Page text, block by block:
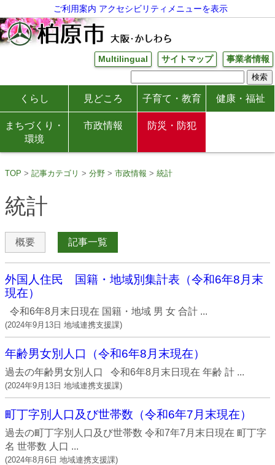
ご利用案内 アクセシビリティメニューを表示
Multilingual サイトマップ 事業者情報
くらし 見どころ 子育て・教育 健康・福祉
まちづくり・
環境
市政情報 防災・防犯
TOP 記事カテゴリ 分野 市政情報 統計
統計
概要 記事一覧
外国人住民 国籍・地域別集計表（令和6年8月末
現在）
令和6年8月末日現在 国籍・地域 男 女 合計 ...
(2024年9月13日 地域連携支援課)
年齢男女別人口（令和6年8月末現在）
過去の年齢男女別人口 令和6年8月末日現在 年齢 計 ...
(2024年9月13日 地域連携支援課)
町丁字別人口及び世帯数（令和6年7月末現在）
過去の町丁字別人口及び世帯数 令和7年7月末日現在 町丁字
名 世帯数 人口 ...
(2024年8月6日 地域連携支援課)